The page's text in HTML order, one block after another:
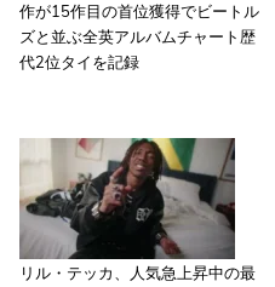
作が15作目の首位獲得でビートル
ズと並ぶ全英アルバムチャート歴
代2位タイを記録
リル・テッカ、人気急上昇中の最